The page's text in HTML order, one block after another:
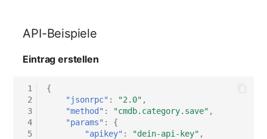
API-Beispiele
Eintrag erstellen
1
2
3
4
5
{
"jsonrpc" : "2.0" ,
"method" : "cmdb.category.save" ,
"params" :
{
"apikey" : "dein-api-key" ,